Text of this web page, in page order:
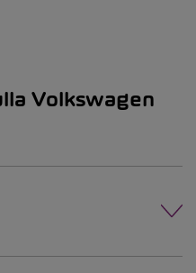
Volkswagen